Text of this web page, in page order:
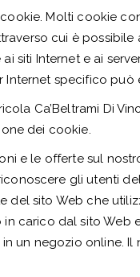
Molti cookie
cui è
siti Internet e ai
specifico
Ca’Beltrami Di
dei cookie.
e le offerte sul
gli utenti
del sito Web che
carico dal sito Web
un negozio online.